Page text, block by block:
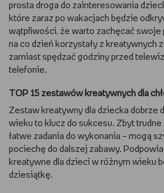
prosta droga do zainteresowania
które zaraz po wakacjach będzie
wątpliwości, że warto zachęcać swoje
na co dzień korzystały z kreatywnych
zamiast spędzać godziny przed
telefonie.
TOP 15 zestawów kreatywnych dla
Zestaw kreatywny dla dziecka dobrze
wieku to klucz do sukcesu. Zbyt trudne
łatwe zadania do wykonania – mogą
pociechę do dalszej zabawy.
kreatywne dla dzieci w różnym wieku
dziesiątkę.